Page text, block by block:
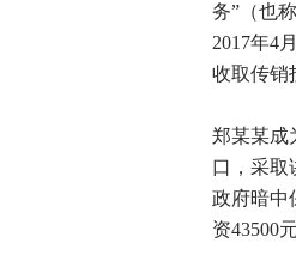
务”（也
2017年4
收取传销
郑某某成
口，采取
政府暗中
资43500